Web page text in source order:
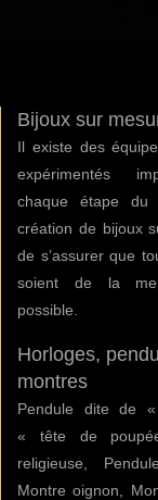
Bijoux sur
Il existe des
expérimentés
chaque étape du
création de bijoux
de s’assurer que
soient de la
possible.
Horloges,
montres
Pendule dite de
« tête de
religieuse,
Montre oignon,